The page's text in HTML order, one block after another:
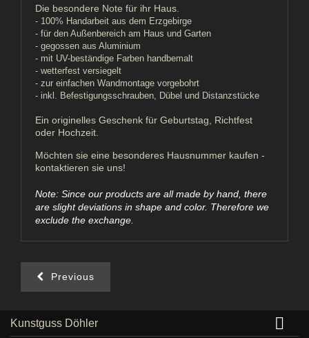
Die besondere Note für ihr Haus.
- 100% Handarbeit aus dem Erzgebirge
- für den Außenbereich am Haus und Garten
- gegossen aus Aluminium
- mit UV-beständige Farben handbemalt
- wetterfest versiegelt
- zur einfachen Wandmontage vorgebohrt
- inkl. Befestigungsschrauben, Dübel und Distanzstücke
Ein originelles Geschenk für Geburtstag, Richtfest
oder Hochzeit.
Möchten sie eine besonderes Hausnummer kaufen -
kontaktieren sie uns!
Note: Since our products are all made by hand, there
are slight deviations in shape and color. Therefore we
exclude the exchange.
Previous
Kunstguss Döhler 